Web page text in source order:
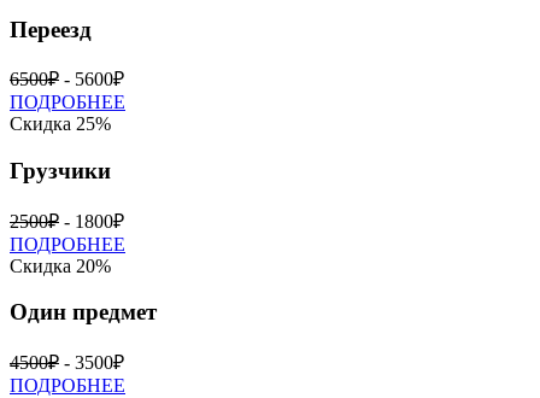
Переезд
6500₽ - 5600₽
ПОДРОБНЕЕ
Скидка 25%
Грузчики
2500₽ - 1800₽
ПОДРОБНЕЕ
Скидка 20%
Один предмет
4500₽ - 3500₽
ПОДРОБНЕЕ